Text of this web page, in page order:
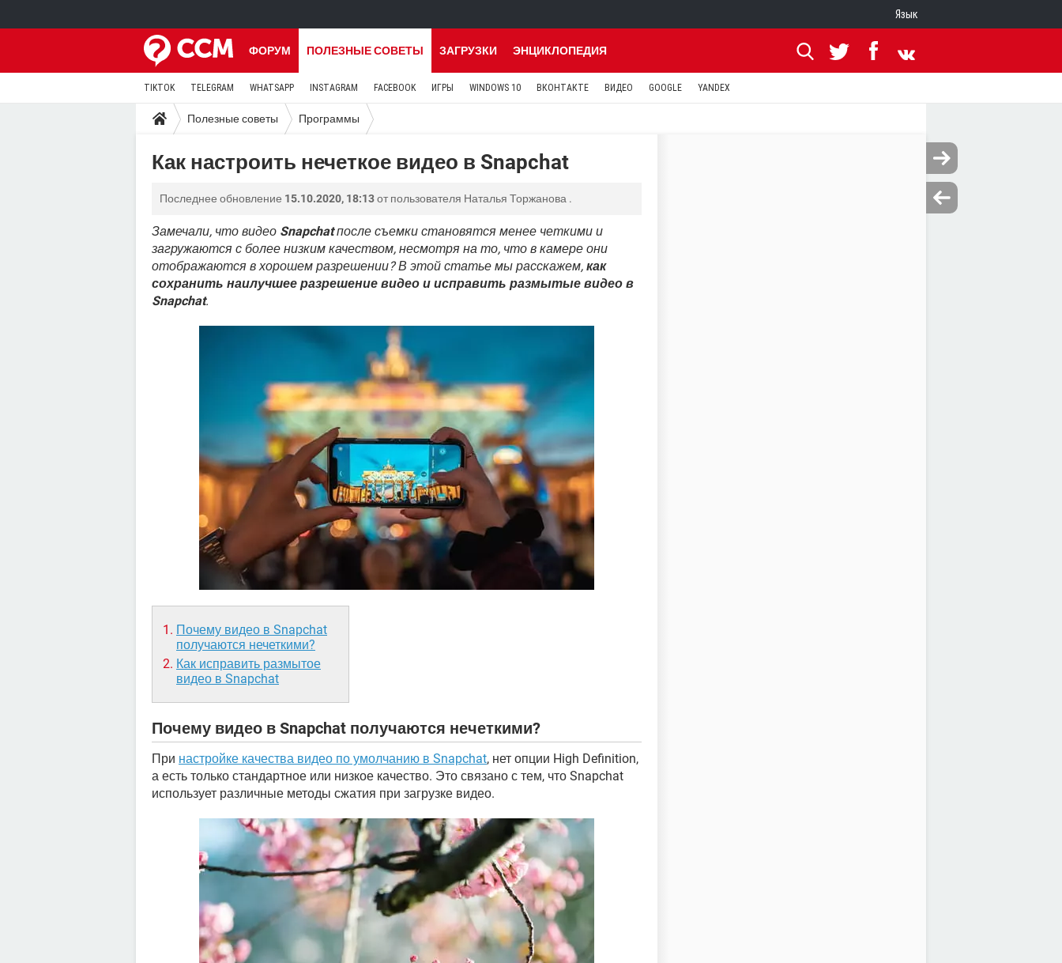
Язык
ФОРУМ ПОЛЕЗНЫЕ СОВЕТЫ ЗАГРУЗКИ ЭНЦИКЛОПЕДИЯ
TIKTOK TELEGRAM WHATSAPP INSTAGRAM FACEBOOK ИГРЫ WINDOWS 10 ВКОНТАКТЕ ВИДЕО GOOGLE YANDEX
Полезные советы Программы
Как настроить нечеткое видео в Snapchat
Последнее обновление 15.10.2020, 18:13от пользователя Наталья Торжанова .
Замечали, что видео Snapchatпосле съемки становятся менее четкими и
загружаются с более низким качеством, несмотря на то, что в камере они
отображаются в хорошем разрешении? В этой статье мы расскажем, как
сохранить наилучшее разрешение видео и исправить размытые видео в
Snapchat.
Почему видео в Snapchat
получаются нечеткими?
Как исправить размытое
видео в Snapchat
Почему видео в Snapchat получаются нечеткими?
При настройке качества видео по умолчанию в Snapchat, нет опции High Definition,
а есть только стандартное или низкое качество. Это связано с тем, что Snapchat
использует различные методы сжатия при загрузке видео.